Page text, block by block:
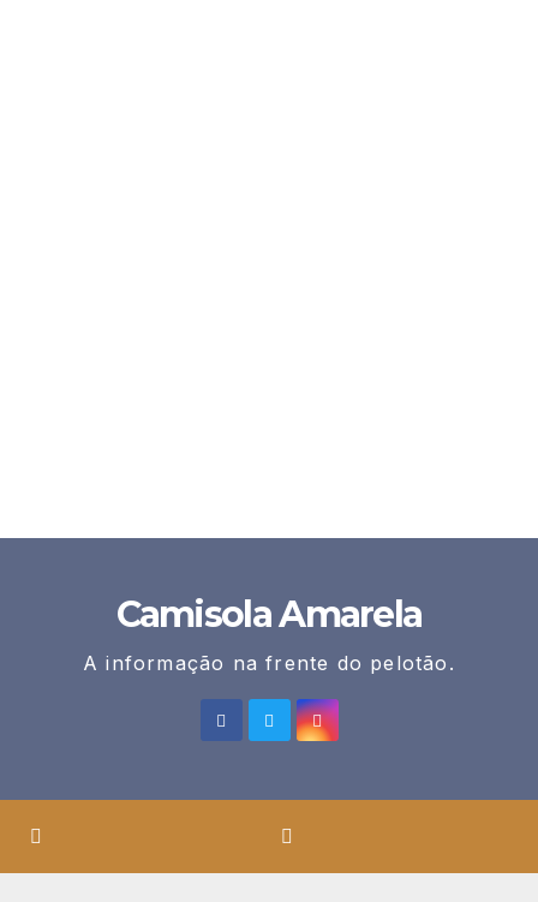
Camisola Amarela
A informação na frente do pelotão.